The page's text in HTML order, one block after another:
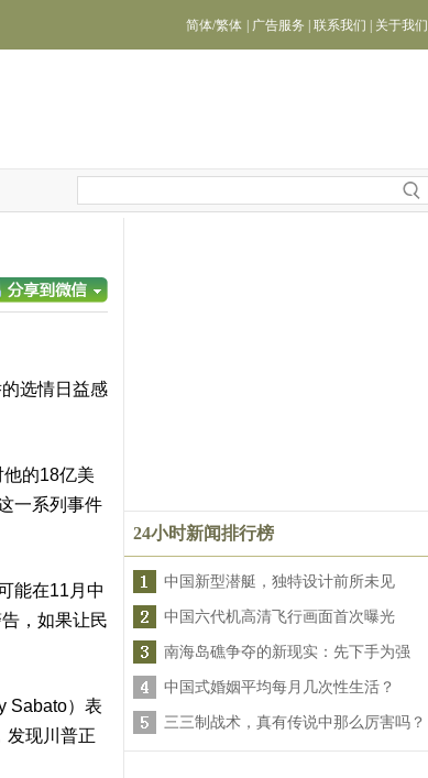
简体/繁体 广告服务 联系我们 关于我们
选情日益感
的18亿美
一系列事件
能在11月中
，如果让民
Sabato）表
发现川普正
24小时新闻排行榜
中国新型潜艇，独特设计前所未见
中国六代机高清飞行画面首次曝光
南海岛礁争夺的新现实：先下手为强
中国式婚姻平均每月几次性生活？
三三制战术，真有传说中那么厉害吗？